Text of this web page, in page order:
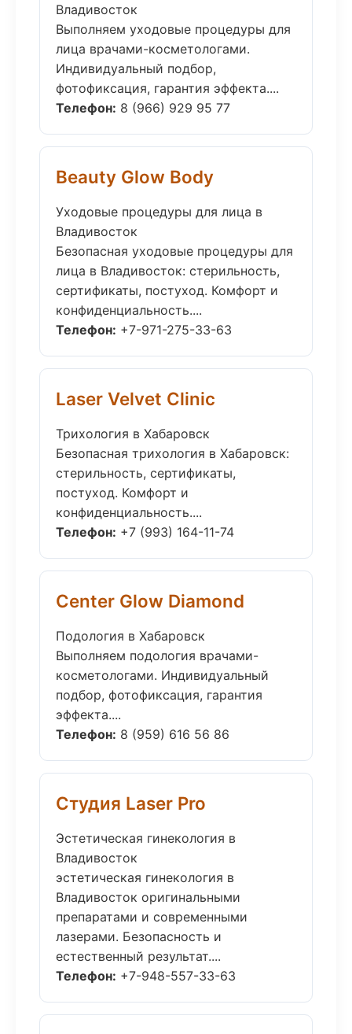
Владивосток
Выполняем уходовые процедуры для
лица врачами-косметологами.
Индивидуальный подбор,
фотофиксация, гарантия эффекта....
Телефон: 8 (966) 929 95 77
Beauty Glow Body
Уходовые процедуры для лица в
Владивосток
Безопасная уходовые процедуры для
лица в Владивосток: стерильность,
сертификаты, постуход. Комфорт и
конфиденциальность....
Телефон: +7-971-275-33-63
Laser Velvet Clinic
Трихология в Хабаровск
Безопасная трихология в Хабаровск:
стерильность, сертификаты,
постуход. Комфорт и
конфиденциальность....
Телефон: +7 (993) 164-11-74
Center Glow Diamond
Подология в Хабаровск
Выполняем подология врачами-
косметологами. Индивидуальный
подбор, фотофиксация, гарантия
эффекта....
Телефон: 8 (959) 616 56 86
Студия Laser Pro
Эстетическая гинекология в
Владивосток
эстетическая гинекология в
Владивосток оригинальными
препаратами и современными
лазерами. Безопасность и
естественный результат....
Телефон: +7-948-557-33-63